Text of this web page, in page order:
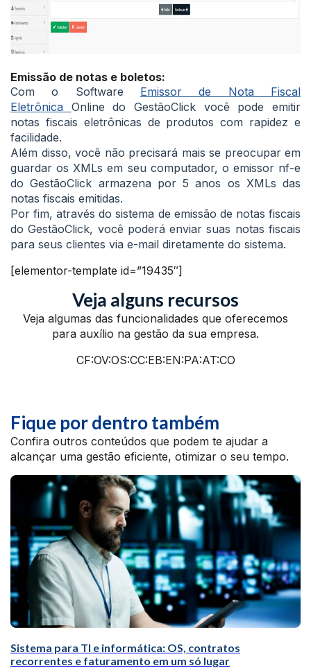
Emissão de notas e boletos:
Com o Software Emissor de Nota Fiscal
Eletrônica Online do GestãoClick você pode emitir
notas fiscais eletrônicas de produtos com rapidez e
facilidade.
Além disso, você não precisará mais se preocupar em
guardar os XMLs em seu computador, o emissor nf-e
do GestãoClick armazena por 5 anos os XMLs das
notas fiscais emitidas.
Por fim, através do sistema de emissão de notas fiscais
do GestãoClick, você poderá enviar suas notas fiscais
para seus clientes via e-mail diretamente do sistema.
[elementor-template id=”19435″]
Veja alguns recursos
Veja algumas das funcionalidades que oferecemos
para auxílio na gestão da sua empresa.
CF:OV:OS:CC:EB:EN:PA:AT:CO
Fique por dentro também
Confira outros conteúdos que podem te ajudar a
alcançar uma gestão eficiente, otimizar o seu tempo.
Sistema para TI e informática: OS, contratos
recorrentes e faturamento em um só lugar